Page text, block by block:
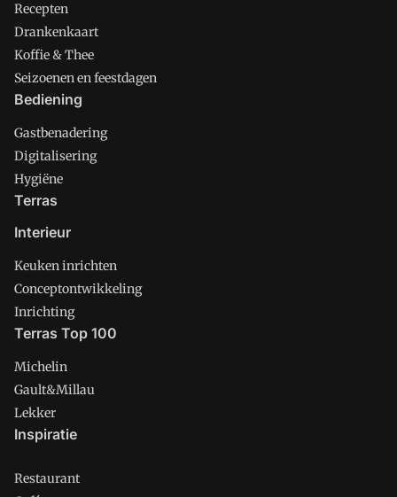
Recepten
Drankenkaart
Koffie & Thee
Seizoenen en feestdagen
Bediening
Gastbenadering
Digitalisering
Hygiëne
Terras
Interieur
Keuken inrichten
Conceptontwikkeling
Inrichting
Terras Top 100
Michelin
Gault&Millau
Lekker
Inspiratie
Restaurant